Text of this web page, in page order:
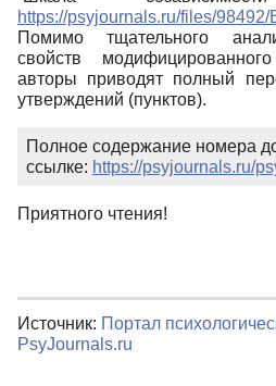
https://psyjournals.ru/files/
Помимо тщательного
свойств
авторы приводят полный
утверждений (пунктов).
Полное содержание номера
ссылке: https://psyjournals.ru/
Приятного чтения!
Источник: Портал
PsyJournals.ru